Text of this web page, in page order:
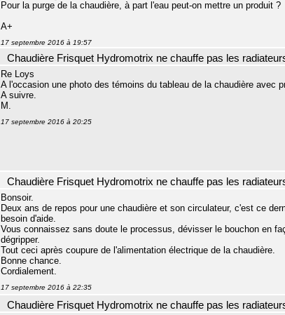
Pour la purge de la chaudière, à part l'eau peut-on mettre un produit ?
A+
17 septembre 2016 à 19:57
Chaudière Frisquet Hydromotrix ne chauffe pas les
Re Loys
A l'occasion une photo des témoins du tableau de la chaudière avec
A suivre.
M.
17 septembre 2016 à 20:25
Chaudière Frisquet Hydromotrix ne chauffe pas les
Bonsoir.
Deux ans de repos pour une chaudière et son circulateur, c'est ce
besoin d'aide.
Vous connaissez sans doute le processus, dévisser le bouchon en
dégripper.
Tout ceci après coupure de l'alimentation électrique de la chaudière.
Bonne chance.
Cordialement.
17 septembre 2016 à 22:35
Chaudière Frisquet Hydromotrix ne chauffe pas les